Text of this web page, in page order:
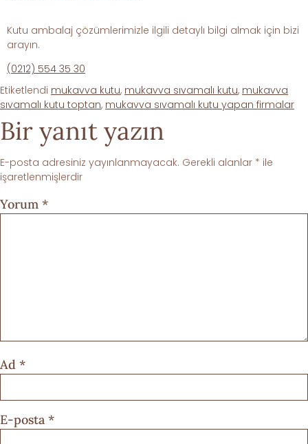
Kutu ambalaj çözümlerimizle ilgili detaylı bilgi almak için bizi
arayın.
(0212) 554 35 30
Etiketlendi mukavva kutu, mukavva sıvamalı kutu, mukavva
sıvamalı kutu toptan, mukavva sıvamalı kutu yapan firmalar
Bir yanıt yazın
E-posta adresiniz yayınlanmayacak. Gerekli alanlar * ile
işaretlenmişlerdir
Yorum *
Ad *
E-posta *